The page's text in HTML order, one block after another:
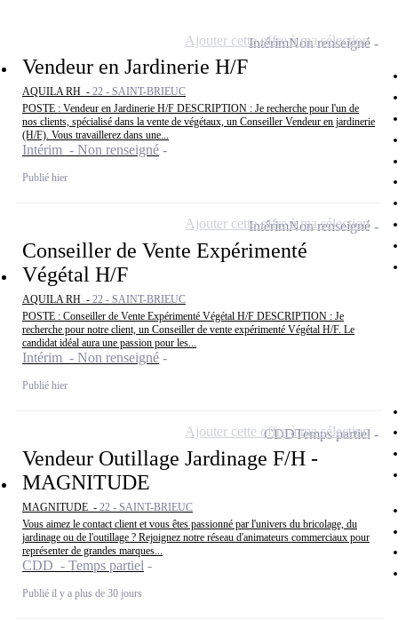
Vendeur en Jardinerie H/F
AQUILA RH - 22 - SAINT-BRIEUC
POSTE : Vendeur en Jardinerie H/F DESCRIPTION : Je recherche pour l'un de
nos clients, spécialisé dans la vente de végétaux, un Conseiller Vendeur en jardinerie
(H/F). Vous travaillerez dans une...
Intérim - Non renseigné
Publié hier
IntérimNon renseigné
Ajouter cette offre à ma sélection
Conseiller de Vente Expérimenté
Végétal H/F
AQUILA RH - 22 - SAINT-BRIEUC
POSTE : Conseiller de Vente Expérimenté Végétal H/F DESCRIPTION : Je
recherche pour notre client, un Conseiller de vente expérimenté Végétal H/F. Le
candidat idéal aura une passion pour les...
Intérim - Non renseigné
Publié hier
IntérimNon renseigné
Ajouter cette offre à ma sélection
Vendeur Outillage Jardinage F/H -
MAGNITUDE
MAGNITUDE - 22 - SAINT-BRIEUC
Vous aimez le contact client et vous êtes passionné par l'univers du bricolage, du
jardinage ou de l'outillage ? Rejoignez notre réseau d'animateurs commerciaux pour
représenter de grandes marques...
CDD - Temps partiel
Publié il y a plus de 30 jours
CDDTemps partiel
Ajouter cette offre à ma sélection